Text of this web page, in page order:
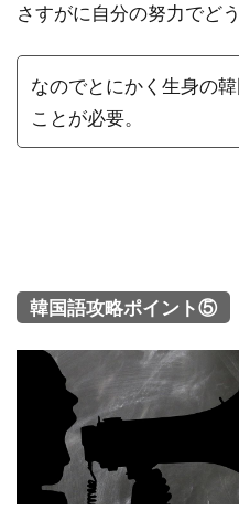
さすがに自分の努力でど
なのでとにかく生身の
ことが必要。
韓国語攻略ポイント⑤